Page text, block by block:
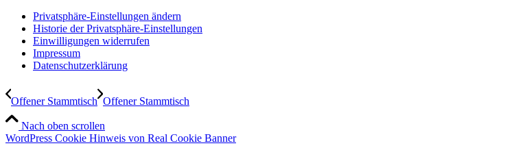
Privatsphäre-Einstellungen ändern
Historie der Privatsphäre-Einstellungen
Einwilligungen widerrufen
Impressum
Datenschutzerklärung
Offener Stammtisch Offener Stammtisch
Nach oben scrollen
WordPress Cookie Hinweis von Real Cookie Banner